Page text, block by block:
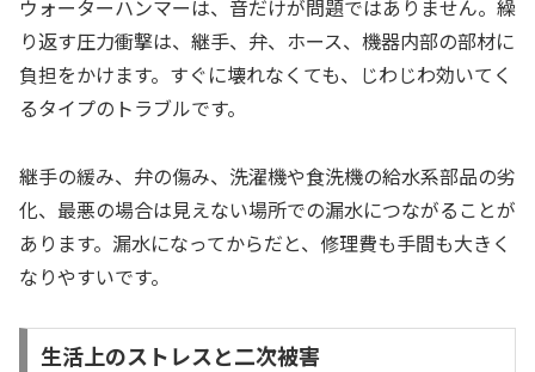
ウォーターハンマーは、音だけが問題ではありません。繰
り返す圧力衝撃は、継手、弁、ホース、機器内部の部材に
負担をかけます。すぐに壊れなくても、じわじわ効いてく
るタイプのトラブルです。
継手の緩み、弁の傷み、洗濯機や食洗機の給水系部品の劣
化、最悪の場合は見えない場所での漏水につながることが
あります。漏水になってからだと、修理費も手間も大きく
なりやすいです。
生活上のストレスと二次被害